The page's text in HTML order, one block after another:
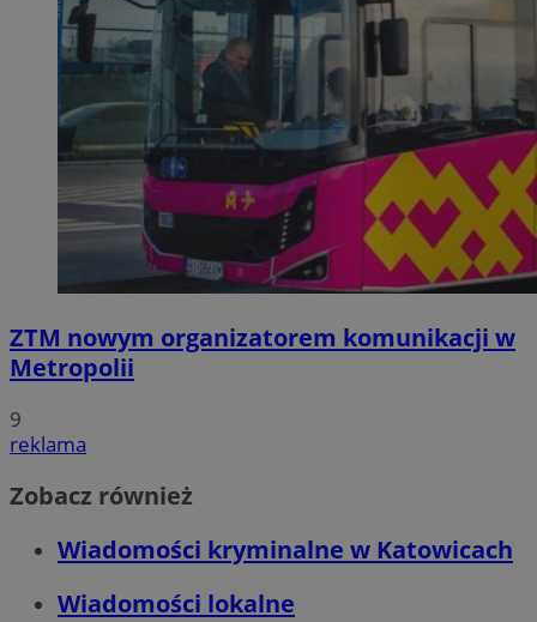
ZTM nowym organizatorem komunikacji w
Metropolii
9
reklama
Zobacz również
Wiadomości kryminalne w Katowicach
Wiadomości lokalne